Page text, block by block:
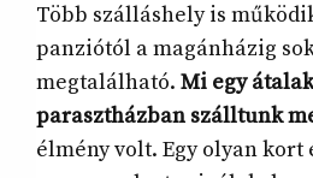
Több szálláshely is
panziótól a magánházig
megtalálható. Mi egy
parasztházban szálltunk
élmény volt. Egy olyan kort